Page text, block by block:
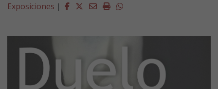
Exposiciones | Facebook
Twitter
EmailImprimirWhatsapp